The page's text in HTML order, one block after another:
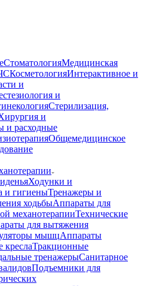
СтоматологияМедицинская
КосметологияИнтерактивное и
и
и
Стерилизация,
и
и расходные
Общемедицинское
Ходунки и
и гигиеныТренажеры и
ходьбыАппараты для
механотерапииТехнические
для вытяжения
мышцАппараты
креслаТракционные
тренажерыСанитарное
Подъемники для